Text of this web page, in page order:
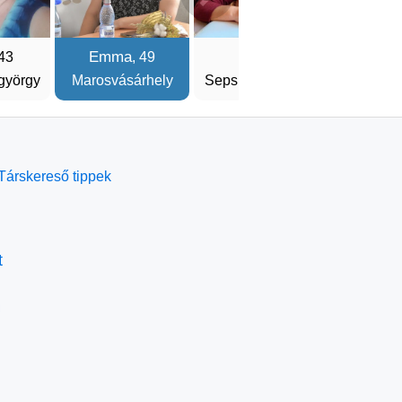
Emma, 49
Marosvásárhely
Sepsiszentgyörgy
tippek